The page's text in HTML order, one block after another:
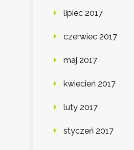
lipiec 2017
czerwiec 2017
maj 2017
kwiecień 2017
luty 2017
styczeń 2017